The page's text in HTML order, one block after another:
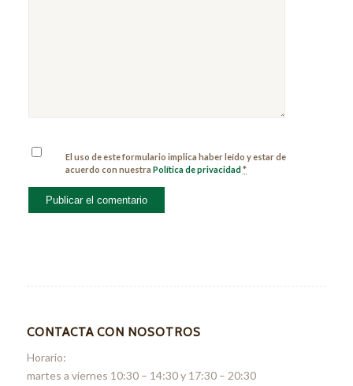
El uso de este formulario implica haber leído y estar de
acuerdo con nuestraPolítica de privacidad *
CONTACTA CON NOSOTROS
Horario:
martes a viernes 10:30 – 14:30 y 17:30 – 20:30